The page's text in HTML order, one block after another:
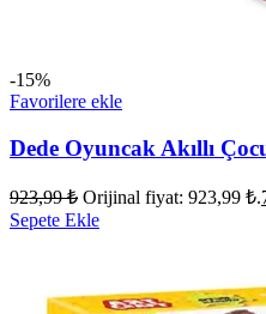
-15%
Favorilere ekle
Dede Oyuncak Akıllı
923,99₺ Orijinal fiyat: 923,99 ₺.
Sepete Ekle